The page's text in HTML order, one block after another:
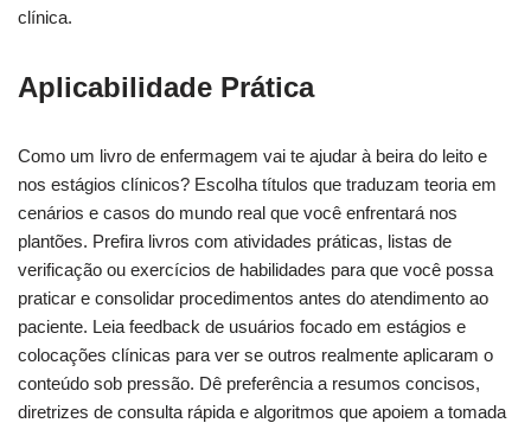
clínica.
Aplicabilidade Prática
Como um livro de enfermagem vai te ajudar à beira do leito e
nos estágios clínicos? Escolha títulos que traduzam teoria em
cenários e casos do mundo real que você enfrentará nos
plantões. Prefira livros com atividades práticas, listas de
verificação ou exercícios de habilidades para que você possa
praticar e consolidar procedimentos antes do atendimento ao
paciente. Leia feedback de usuários focado em estágios e
colocações clínicas para ver se outros realmente aplicaram o
conteúdo sob pressão. Dê preferência a resumos concisos,
diretrizes de consulta rápida e algoritmos que apoiem a tomada